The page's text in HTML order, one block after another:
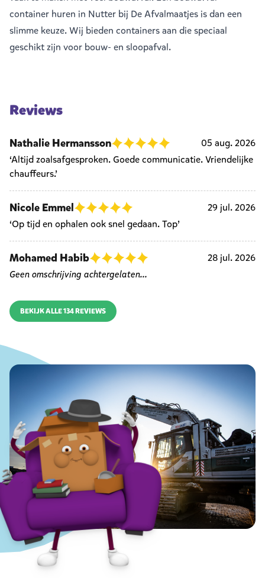
container huren in Nutter bij De Afvalmaatjes is dan een
slimme keuze. Wij bieden containers aan die speciaal
geschikt zijn voor bouw- en sloopafval.
Reviews
Nathalie Hermansson
05 aug. 2026
‘Altijd zoalsafgesproken. Goede communicatie. Vriendelijke
chauffeurs.’
Nicole Emmel
29 jul. 2026
‘Op tijd en ophalen ook snel gedaan. Top’
Mohamed Habib
28 jul. 2026
Geen omschrijving achtergelaten...
BEKIJK ALLE 134 REVIEWS